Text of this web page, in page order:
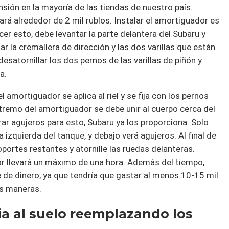
en la mayoría de las tiendas de nuestro país.
alrededor de 2 mil rublos. Instalar el amortiguador es
esto, debe levantar la parte delantera del Subaru y
la cremallera de dirección y las dos varillas que están
los dos pernos de las varillas de piñón y
amortiguador se aplica al riel y se fija con los pernos
del amortiguador se debe unir al cuerpo cerca del
agujeros para esto, Subaru ya los proporciona. Solo
del tanque, y debajo verá agujeros. Al final de
restantes y atornille las ruedas delanteras.
un máximo de una hora. Además del tiempo,
dinero, ya que tendría que gastar al menos 10-15 mil
maneras.
al suelo reemplazando los